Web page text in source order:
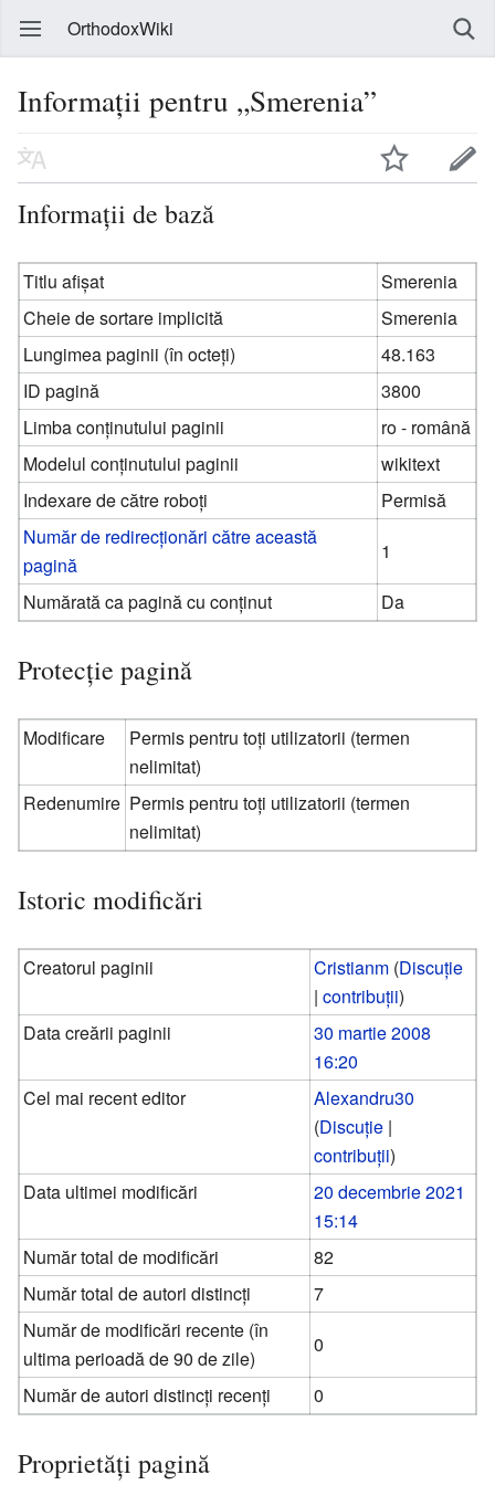
OrthodoxWiki
Informații pentru „Smerenia”
Informații de bază
Titlu afișat
Smerenia
Cheie de sortare implicită
Smerenia
Lungimea paginii (în octeți)
48.163
ID pagină
3800
Limba conținutului paginii
ro - română
Modelul conținutului paginii
wikitext
Indexare de către roboți
Permisă
Număr de redirecționări către această
pagină
1
Numărată ca pagină cu conținut
Da
Protecție pagină
Modificare
Permis pentru toți utilizatorii (termen
nelimitat)
Redenumire Permis pentru toți utilizatorii (termen
nelimitat)
Istoric modificări
Creatorul paginii Cristianm (Discuție
|contribuții)
Data creării paginii
30 martie 2008
16:20
Cel mai recent editor
Alexandru30
(Discuție |
contribuții)
Data ultimei modificări
20 decembrie 2021
15:14
Număr total de modificări
82
Număr total de autori distincți
7
Număr de modificări recente (în
ultima perioadă de 90 de zile)
0
Număr de autori distincți recenți
0
Proprietăți pagină